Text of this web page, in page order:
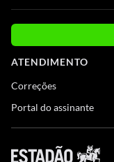
ATENDIMENTO
Correções
Portal do assinante